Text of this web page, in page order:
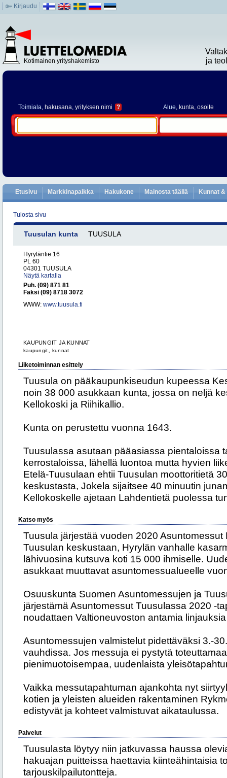
Kirjaudu
Kotimainen yrityshakemisto
ja
Toimiala, hakusana, yrityksen nimi ? Alue, kunta, osoite
Etusivu Markkinapaikka Hakukone Mainosta täällä Kunnat
Tulosta sivu
Tuusulan kunta TUUSULA
Hyryläntie 16
PL 60
04301 TUUSULA
Näytä kartalla
Puh. (09) 871 81
Faksi (09) 8718 3072
WWW: www.tuusula.fi
KAUPUNGIT JA KUNNAT
kaupungit kunnat
Liiketoiminnan esittely
Tuusula on pääkaupunkiseudun kupeessa
noin 38 000 asukkaan kunta, jossa on neljä
Kellokoski ja Riihikallio.
Kunta on perustettu vuonna 1643.
Tuusulassa asutaan pääasiassa pientaloissa
kerrostaloissa, lähellä luontoa mutta hyvien
Etelä-Tuusulaan ehtii Tuusulan moottoritietä
keskustasta, Jokela sijaitsee 40 minuutin
Kellokoskelle ajetaan Lahdentietä puolessa
Katso myös
Tuusula järjestää vuoden 2020
Tuusulan keskustaan, Hyrylän vanhalle
lähivuosina kutsuva koti 15 000 ihmiselle.
asukkaat muuttavat asuntomessualueelle
Osuuskunta Suomen Asuntomessujen ja
järjestämä Asuntomessut Tuusulassa 2020 -
noudattaen Valtioneuvoston antamia
Asuntomessujen valmistelut pidettäväksi 3.-
vauhdissa. Jos messuja ei pystytä
pienimuotoisempaa, uudenlaista
Vaikka messutapahtuman ajankohta nyt
kotien ja yleisten alueiden rakentaminen
edistyvät ja kohteet valmistuvat aikataulussa.
Palvelut
Tuusulasta löytyy niin jatkuvassa haussa
hakuajan puitteissa haettavia kiinteähintaisia
tarjouskilpailutontteja.